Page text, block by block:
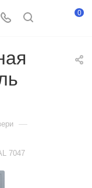
0
—
7047